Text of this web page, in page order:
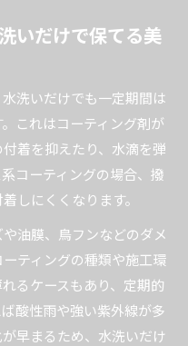
いだけで保てる美
洗いだけでも一定期間は
これはコーティング剤が
着を抑えたり、水滴を弾
コーティングの場合、撥
しにくくなります。
油膜、鳥フンなどのダメ
ティングの種類や施工環
るケースもあり、定期的
酸性雨や強い紫外線が多
早まるため、水洗いだけ